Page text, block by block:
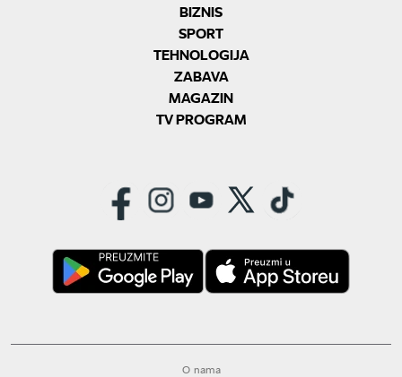
BIZNIS
SPORT
TEHNOLOGIJA
ZABAVA
MAGAZIN
TV PROGRAM
O nama